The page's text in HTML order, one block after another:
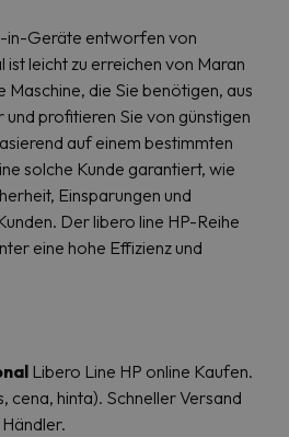
in-Geräte entworfen von
leicht zu erreichen von Maran
Maschine, die Sie benötigen, aus
profitieren Sie von günstigen
auf einem bestimmten
solche Kunde garantiert, wie
Einsparungen und
Der libero line HP-Reihe
eine hohe Effizienz und
Libero Line HP online Kaufen.
cena, hinta). Schneller Versand